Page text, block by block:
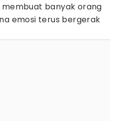
membuat banyak orang
emosi terus bergerak